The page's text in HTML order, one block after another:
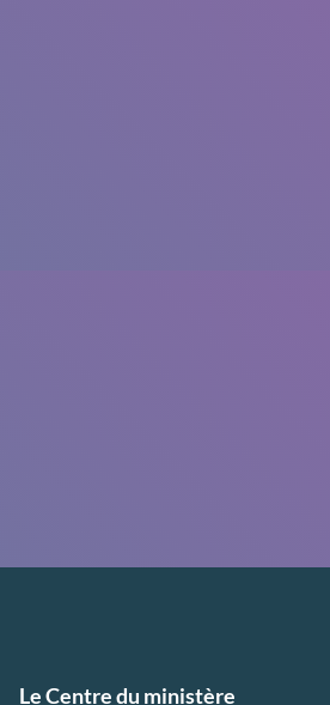
Le Centre du ministère